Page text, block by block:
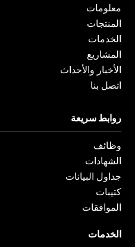
معلومات
المنتجات
الخدمات
المشاريع
الأخبار والأحداث
اتصل بنا
روابط سريعة
وظائف
الشهادات
جداول البيانات
كتيبات
الموافقات
الخدمات